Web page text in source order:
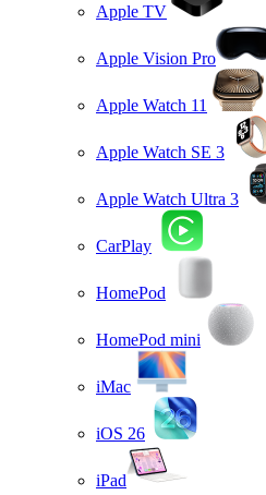
Apple TV
Apple Vision Pro
Apple Watch 11
Apple Watch SE 3
Apple Watch Ultra 3
CarPlay
HomePod
HomePod mini
iMac
iOS 26
iPad